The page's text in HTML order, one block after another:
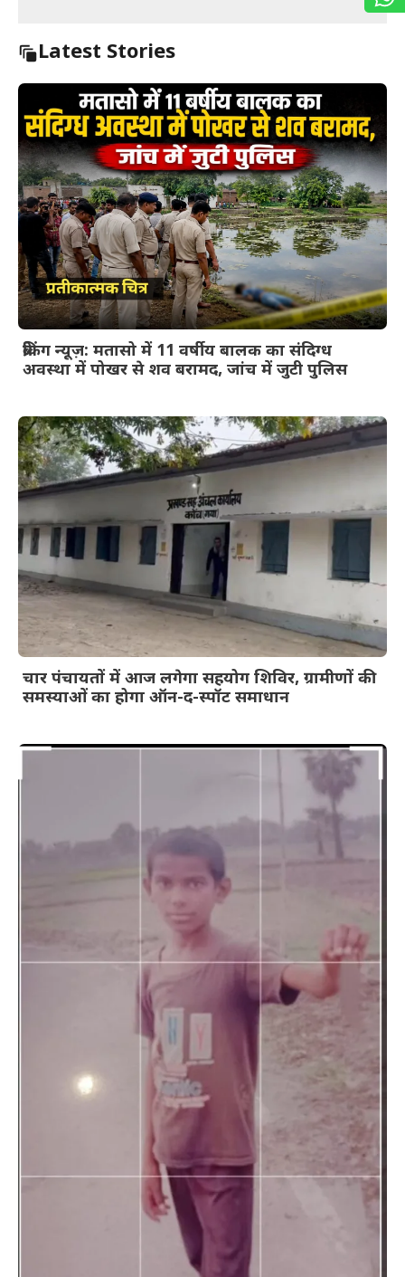
Latest Stories
ब्रेकिंग न्यूज़: मतासो में 11 वर्षीय बालक का संदिग्ध
अवस्था में पोखर से शव बरामद, जांच में जुटी पुलिस
चार पंचायतों में आज लगेगा सहयोग शिविर, ग्रामीणों की
समस्याओं का होगा ऑन-द-स्पॉट समाधान